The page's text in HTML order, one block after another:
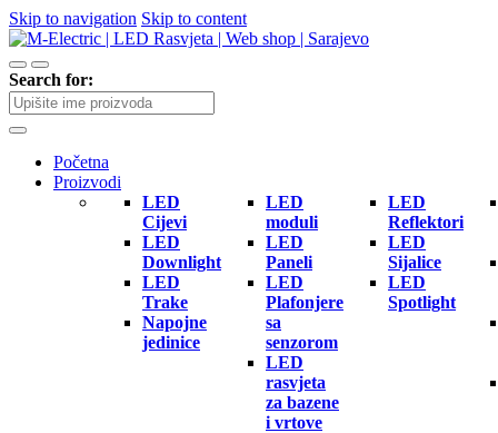
Skip to navigation Skip to content
Search for:
Početna
Proizvodi
LED
Cijevi
LED
Downlight
LED
Trake
Napojne
jedinice
LED
moduli
LED
Paneli
LED
Plafonjere
sa
senzorom
LED
rasvjeta
za bazene
i vrtove
LED
Reflektori
LED
Sijalice
LED
Spotlight